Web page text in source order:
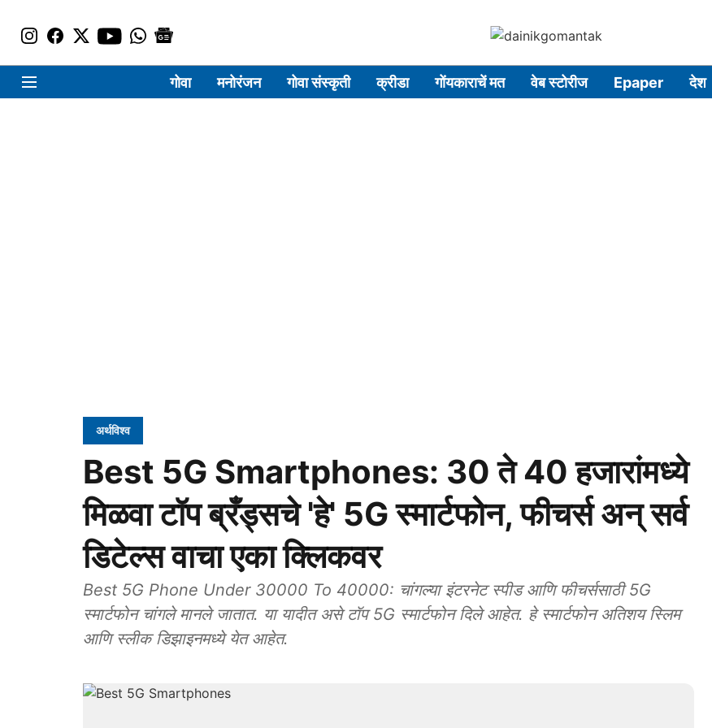
गोवा मनोरंजन गोवा संस्कृती क्रीडा गोंयकाराचें मत वेब स्टोरीज Epaper देश
अर्थविश्व
Best 5G Smartphones: 30 ते 40 हजारांमध्ये
मिळवा टॉप ब्रँड्सचे 'हे' 5G स्मार्टफोन, फीचर्स अन् सर्व
डिटेल्स वाचा एका क्लिकवर
Best 5G Phone Under 30000 To 40000: चांगल्या इंटरनेट स्पीड आणि फीचर्ससाठी 5G
स्मार्टफोन चांगले मानले जातात. या यादीत असे टॉप 5G स्मार्टफोन दिले आहेत. हे स्मार्टफोन अतिशय स्लिम
आणि स्लीक डिझाइनमध्ये येत आहेत.